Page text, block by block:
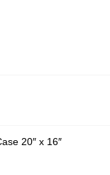
20″ x 16″